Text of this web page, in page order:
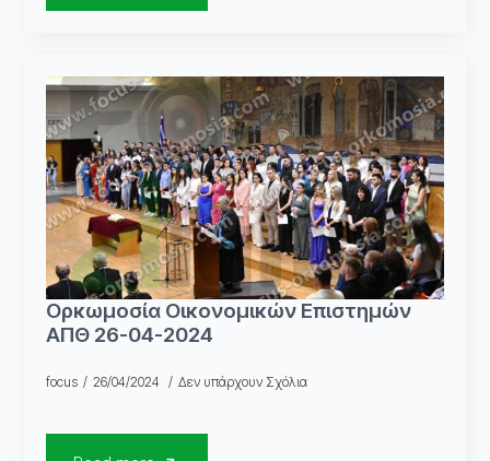
Ορκωμοσία Οικονομικών Επιστημών
ΑΠΘ 26-04-2024
focus 26/04/2024 Δεν υπάρχουν Σχόλια